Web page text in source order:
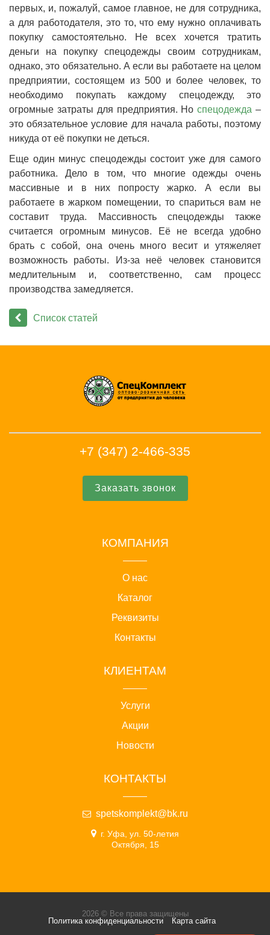
первых, и, пожалуй, самое главное, не для сотрудника,
а для работодателя, это то, что ему нужно оплачивать
покупку самостоятельно. Не всех хочется тратить
деньги на покупку спецодежды своим сотрудникам,
однако, это обязательно. А если вы работаете на целом
предприятии, состоящем из 500 и более человек, то
необходимо покупать каждому спецодежду, это
огромные затраты для предприятия. Носпецодежда –
это обязательное условие для начала работы, поэтому
никуда от её покупки не деться.
Еще один минус спецодежды состоит уже для самого
работника. Дело в том, что многие одежды очень
массивные и в них попросту жарко. А если вы
работаете в жарком помещении, то спариться вам не
составит труда. Массивность спецодежды также
считается огромным минусов. Её не всегда удобно
брать с собой, она очень много весит и утяжеляет
возможность работы. Из-за неё человек становится
медлительным и, соответственно, сам процесс
производства замедляется.
Список статей
+7 (347) 2-466-335
Заказать звонок
КОМПАНИЯ
О нас
Каталог
Реквизиты
Контакты
КЛИЕНТАМ
Услуги
Акции
Новости
КОНТАКТЫ
spetskomplekt@bk.ru
г. Уфа, ул. 50-летия
Октября, 15
2026 © Все права защищены
Политика конфиденциальности
Карта сайта